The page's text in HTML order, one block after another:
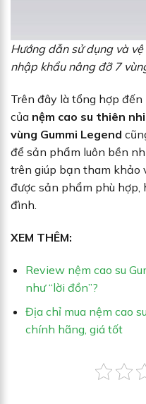
Hướng dẫn sử dụng và
nhập khẩu nâng đỡ 7
Trên đây là tổng hợp
của nệm cao su thiên
vùng Gummi Legend
để sản phẩm luôn bền
trên giúp bạn tham khảo
được sản phẩm phù hợp,
đình.
XEM THÊM:
Review nệm cao su
như “lời đồn”?
Địa chỉ mua nệm cao
chính hãng, giá tốt